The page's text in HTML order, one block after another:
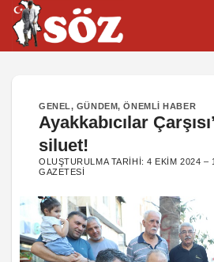
İçeriğe
atla
GENEL, GÜNDEM,ÖNEMLI HABER
Ayakkabıcılar
siluet!
OLUŞTURULMA TARIHI:4 EKIM 2024 –
GAZETESI